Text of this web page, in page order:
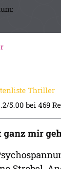
Thriller
5.00 bei 469
mir